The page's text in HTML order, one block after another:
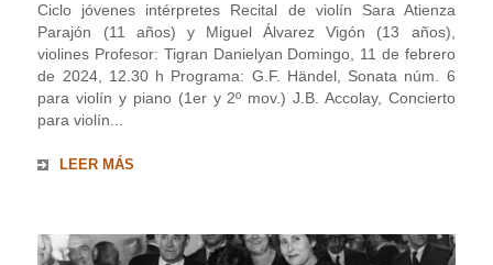
Ciclo jóvenes intérpretes Recital de violín Sara Atienza
Parajón (11 años) y Miguel Álvarez Vigón (13 años),
violines Profesor: Tigran Danielyan Domingo, 11 de febrero
de 2024, 12.30 h Programa: G.F. Händel, Sonata núm. 6
para violín y piano (1er y 2º mov.) J.B. Accolay, Concierto
para violín...
LEER MÁS